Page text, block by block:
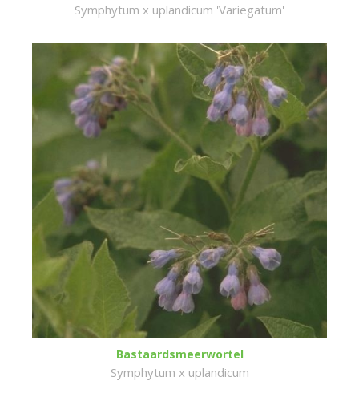
Symphytum x uplandicum 'Variegatum'
Bastaardsmeerwortel
Symphytum x uplandicum